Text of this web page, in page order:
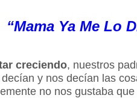
“Mama Ya Me Lo
creciendo, nuestros
y nos decían las
no nos gustaba